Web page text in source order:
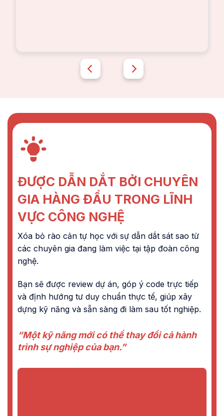
ĐƯỢC DẪN DẮT BỞI CHUYÊN
GIA HÀNG ĐẦU TRONG LĨNH
VỰC CÔNG NGHỆ
Xóa bỏ rào cản tự học với sự dẫn dắt sát sao từ
các chuyên gia đang làm việc tại tập đoàn công
nghệ.
Bạn sẽ được review dự án, góp ý code trực tiếp
và định hướng tư duy chuẩn thực tế, giúp xây
dựng kỹ năng và sẵn sàng đi làm sau tốt nghiệp.
“Một kỹ năng mới có thể thay đổi cả hành
trình sự nghiệp của bạn.”